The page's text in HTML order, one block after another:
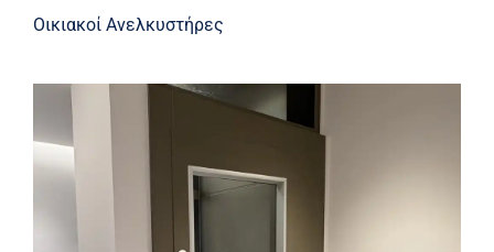
Ράμπες
Προσβασιμότητα στο Νερό
Ιδιαίτερες Λύσεις
Οικιακοί Ανελκυστήρες